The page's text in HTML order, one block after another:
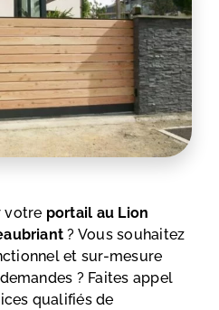
votre portail au Lion
? Vous souhaitez
et sur-mesure
? Faites appel
qualifiés de